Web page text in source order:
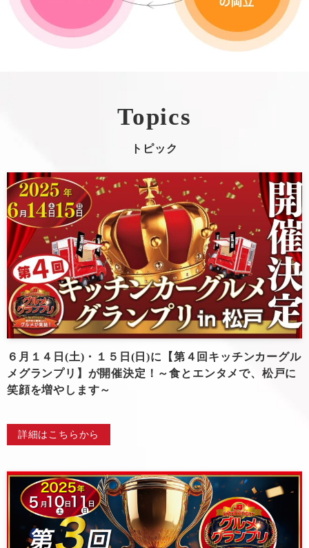
Topics
トピック
６月１４日(土)・１５日(日)に【第４回キッチンカーグル
メグランプリ】が開催決定！～食とエンタメで、松戸に
笑顔を増やします～
詳細はこちらから